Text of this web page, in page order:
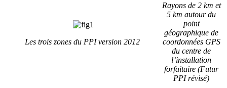
Les trois zones du PPI version 2012
Rayons de 2 km et
5 km autour du
point
géographique de
coordonnées GPS
du centre de
l’installation
forfaitaire (Futur
PPI révisé)